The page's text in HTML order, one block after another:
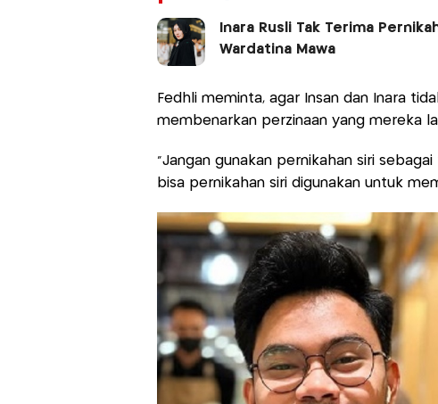
Inara Rusli Tak Terima
Wardatina Mawa
Fedhli meminta, agar Insan dan Inara
membenarkan perzinaan yang mereka
"Jangan gunakan pernikahan siri
bisa pernikahan siri digunakan untuk